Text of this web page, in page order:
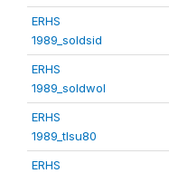
ERHS
1989_soldsid
ERHS
1989_soldwol
ERHS
1989_tlsu80
ERHS